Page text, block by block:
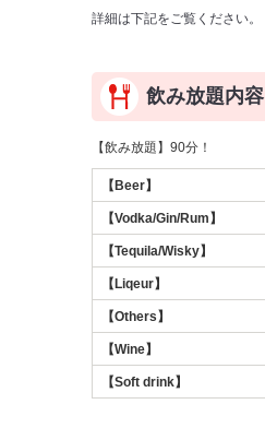
詳細は下記をご覧ください。
飲み放題内容
【飲み放題】90分！
【Beer】
【Vodka/Gin/Rum】
【Tequila/Wisky】
【Liqeur】
【Others】
【Wine】
【Soft drink】